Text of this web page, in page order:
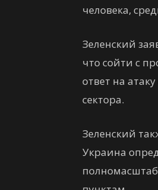
человека,
Зеленский
что сойти с
ответ на
сектора.
Зеленский
Украина